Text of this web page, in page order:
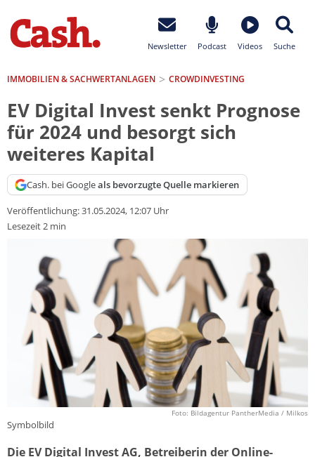
Newsletter Podcast Videos Suche
IMMOBILIEN & SACHWERTANLAGEN CROWDINVESTING
EV Digital Invest senkt Prognose
für 2024 und besorgt sich
weiteres Kapital
Cash. bei Googleals bevorzugte Quelle markieren
Veröffentlichung:31.05.2024, 12:07 Uhr
Lesezeit 2 min
Foto: Bildagentur PantherMedia / Milkos
Symbolbild
Die EV Digital Invest AG, Betreiberin der Online-